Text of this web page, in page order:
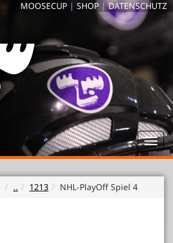
.. 1213 NHL-PlayOff Spiel 4
MOOSECUP | SHOP |DATENSCHUTZ